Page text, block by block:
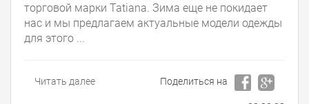
торговой марки Tatiana. Зима еще не покидает
нас и мы предлагаем актуальные модели одежды
для этого ...
Читать далее Поделиться на